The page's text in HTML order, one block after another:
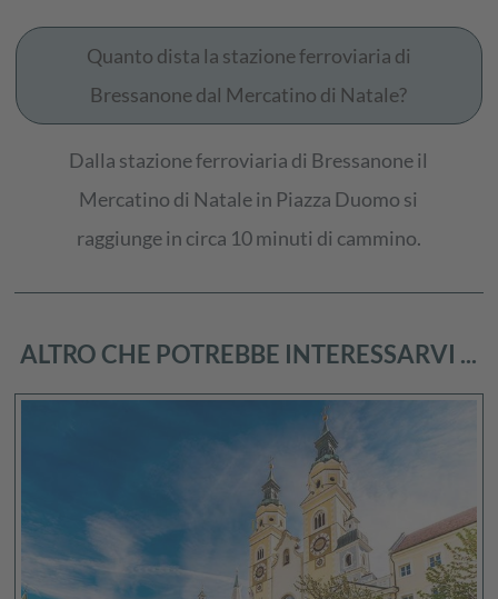
Quanto dista la stazione ferroviaria di
Bressanone dal Mercatino di Natale?
Dalla stazione ferroviaria di Bressanone il
Mercatino di Natale in Piazza Duomo si
raggiunge in circa 10 minuti di cammino.
ALTRO CHE POTREBBE INTERESSARVI ...